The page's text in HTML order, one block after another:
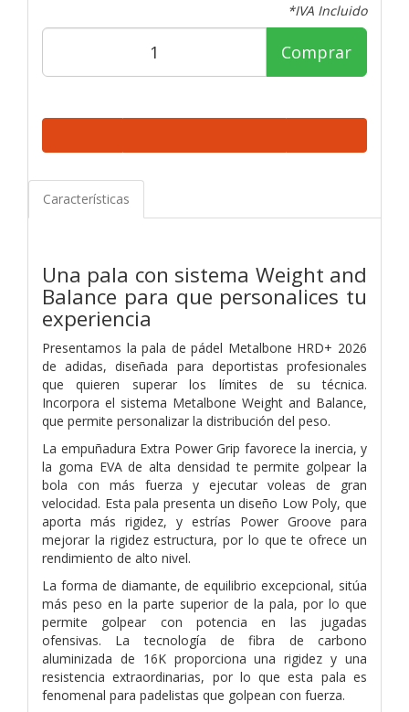
*IVA Incluido
Comprar
Características
Una pala con sistema Weight and
Balance para que personalices tu
experiencia
Presentamos la pala de pádel Metalbone HRD+ 2026
de adidas, diseñada para deportistas profesionales
que quieren superar los límites de su técnica.
Incorpora el sistema Metalbone Weight and Balance,
que permite personalizar la distribución del peso.
La empuñadura Extra Power Grip favorece la inercia, y
la goma EVA de alta densidad te permite golpear la
bola con más fuerza y ejecutar voleas de gran
velocidad. Esta pala presenta un diseño Low Poly, que
aporta más rigidez, y estrías Power Groove para
mejorar la rigidez estructura, por lo que te ofrece un
rendimiento de alto nivel.
La forma de diamante, de equilibrio excepcional, sitúa
más peso en la parte superior de la pala, por lo que
permite golpear con potencia en las jugadas
ofensivas. La tecnología de fibra de carbono
aluminizada de 16K proporciona una rigidez y una
resistencia extraordinarias, por lo que esta pala es
fenomenal para padelistas que golpean con fuerza.